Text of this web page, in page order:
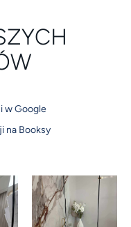
w Google
na Booksy